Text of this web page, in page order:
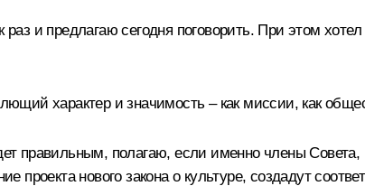
и предлагаю сегодня поговорить. При этом
характер и значимость – как миссии, как
правильным, полагаю, если именно члены Совета,
проекта нового закона о культуре, создадут